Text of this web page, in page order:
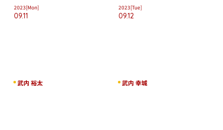
2023[Mon]
09.11
武内 裕太
2023[Tue]
09.12
武内 幸城